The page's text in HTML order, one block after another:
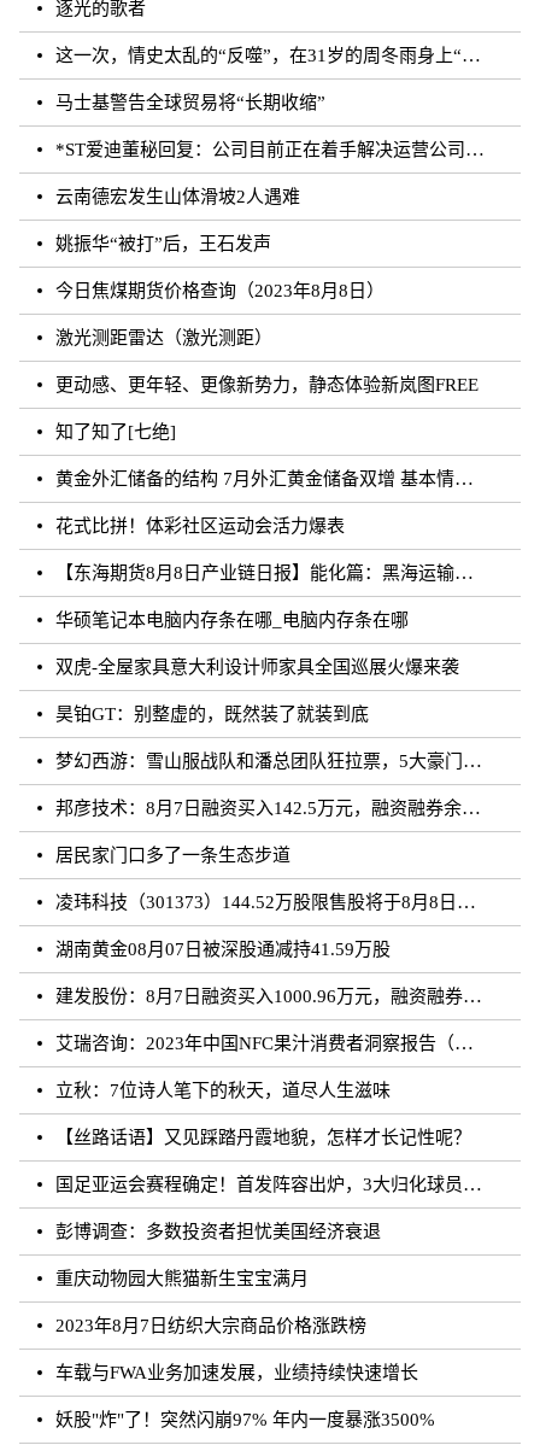
逐光的歌者
这一次，情史太乱的“反噬”，在31岁的周冬雨身上“应验”了！
马士基警告全球贸易将“长期收缩”
*ST爱迪董秘回复：公司目前正在着手解决运营公司剩余无法确权的委托代销商品相关事宜，如有进展
云南德宏发生山体滑坡2人遇难
姚振华“被打”后，王石发声
今日焦煤期货价格查询（2023年8月8日）
激光测距雷达（激光测距）
更动感、更年轻、更像新势力，静态体验新岚图FREE
知了知了[七绝]
黄金外汇储备的结构 7月外汇黄金储备双增 基本情况讲解
花式比拼！体彩社区运动会活力爆表
【东海期货8月8日产业链日报】能化篇：黑海运输风险未发酵，油价下跌
华硕笔记本电脑内存条在哪_电脑内存条在哪
双虎-全屋家具意大利设计师家具全国巡展火爆来袭
昊铂GT：别整虚的，既然装了就装到底
梦幻西游：雪山服战队和潘总团队狂拉票，5大豪门带花果山打服战
邦彦技术：8月7日融资买入142.5万元，融资融券余额5198.17万元
居民家门口多了一条生态步道
凌玮科技（301373）144.52万股限售股将于8月8日解禁上市，占总股本1.33%
湖南黄金08月07日被深股通减持41.59万股
建发股份：8月7日融资买入1000.96万元，融资融券余额4.87亿元
艾瑞咨询：2023年中国NFC果汁消费者洞察报告（附下载）
立秋：7位诗人笔下的秋天，道尽人生滋味
【丝路话语】又见踩踏丹霞地貌，怎样才长记性呢？
国足亚运会赛程确定！首发阵容出炉，3大归化球员领衔，CCTV直播
彭博调查：多数投资者担忧美国经济衰退
重庆动物园大熊猫新生宝宝满月
2023年8月7日纺织大宗商品价格涨跌榜
车载与FWA业务加速发展，业绩持续快速增长
妖股"炸"了！突然闪崩97% 年内一度暴涨3500%